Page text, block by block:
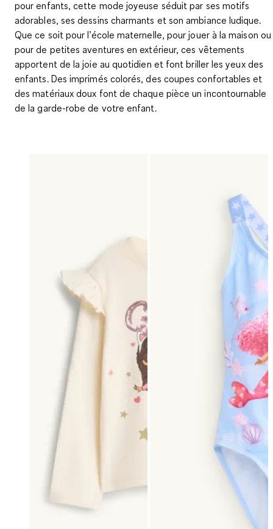
pour enfants, cette mode joyeuse séduit par ses motifs
adorables, ses dessins charmants et son ambiance ludique.
Que ce soit pour l’école maternelle, pour jouer à la maison ou
pour de petites aventures en extérieur, ces vêtements
apportent de la joie au quotidien et font briller les yeux des
enfants. Des imprimés colorés, des coupes confortables et
des matériaux doux font de chaque pièce un incontournable
de la garde-robe de votre enfant.